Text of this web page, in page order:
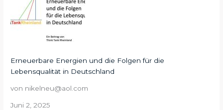
Erneuerbare Energien und die Folgen für die
Lebensqualität in Deutschland
von nikelneu@aol.com
Juni 2, 2025